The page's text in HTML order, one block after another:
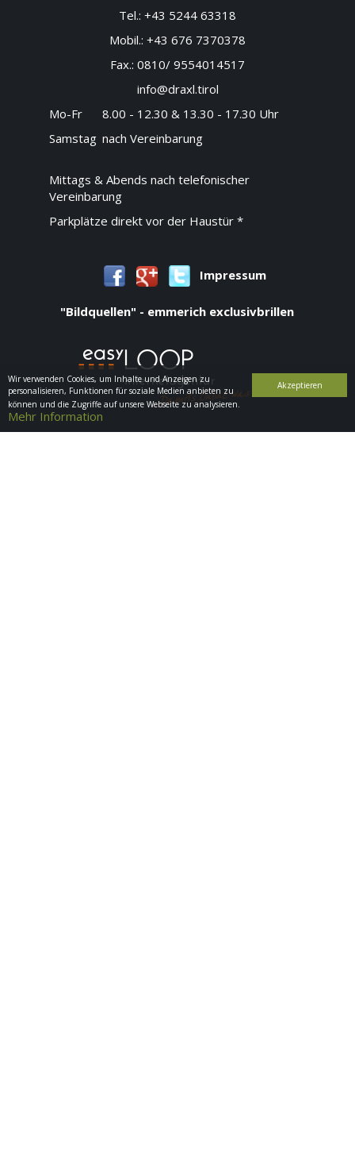
Akzeptieren
Wir verwenden Cookies, um Inhalte und Anzeigen zu
personalisieren, Funktionen für soziale Medien anbieten zu
können und die Zugriffe auf unsere Webseite zu analysieren.
Mehr Information
Tel.: +43 5244 63318
Mobil.: +43 676 7370378
Fax.: 0810/ 9554014517
info@draxl.tirol
Mo-Fr
8.00 - 12.30 & 13.30 - 17.30 Uhr
Samstag nach Vereinbarung
Mittags & Abends nach telefonischer
Vereinbarung
Parkplätze direkt vor der Haustür *
Impressum
"Bildquellen" - emmerich exclusivbrillen